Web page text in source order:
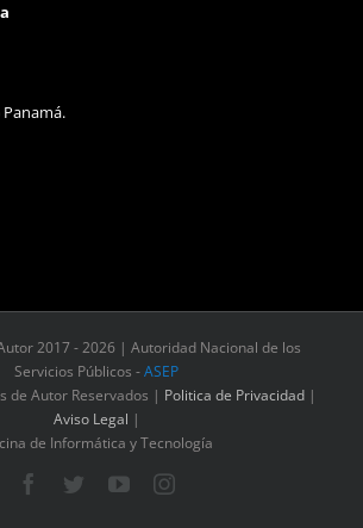
Panamá.
2017 -2026 | Autoridad Nacional de los
Servicios Públicos -ASEP
de Autor Reservados | Politica de Privacidad |
Aviso Legal |
de Informática y Tecnología
Facebook
TwitterYouTubeInstagram